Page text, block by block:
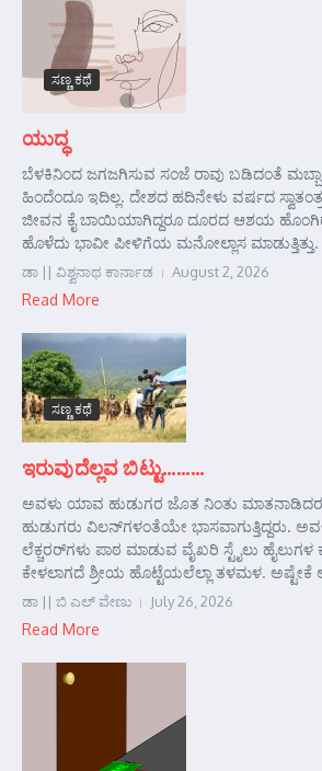
ಸಣ್ಣ ಕಥೆ
ಯುದ್ಧ
ಬೆಳಕಿನಿಂದ ಜಗಜಗಿಸುವ ಸಂಜೆ ರಾವು ಬಡಿದಂತೆ
ಹಿಂದೆಂದೂ ಇದಿಲ್ಲ. ದೇಶದ ಹದಿನೇಳು ವರ್ಷದ
ಜೀವನ ಕೈ ಬಾಯಿಯಾಗಿದ್ದರೂ ದೂರದ ಆಶಯ
ಹೊಳೆದು ಭಾವೀ ಪೀಳಿಗೆಯ ಮನೋಲ್ಲಾಸ
ಡಾ || ವಿಶ್ವನಾಥ ಕಾರ್ನಾಡ August 2, 2026
Read More
ಸಣ್ಣ ಕಥೆ
ಇರುವುದೆಲ್ಲವ ಬಿಟ್ಟು………
ಅವಳು ಯಾವ ಹುಡುಗರ ಜೊತ ನಿಂತು
ಹುಡುಗರು ವಿಲನ್‌ಗಳಂತೆಯೇ ಭಾಸವಾಗುತ್ತಿದ್ದರು.
ಲೆಕ್ಚರರ್‌ಗಳು ಪಾಠ ಮಾಡುವ ವೈಖರಿ ಸ್ಟೈಲು ಹೈಲುಗಳ
ಕೇಳಲಾಗದೆ ಶ್ರೀಯ ಹೊಟ್ಟೆಯಲೆಲ್ಲಾ ತಳಮಳ. ಅಷ್ಟೇಕೆ
ಡಾ || ಬಿ ಎಲ್ ವೇಣು July 26, 2026
Read More